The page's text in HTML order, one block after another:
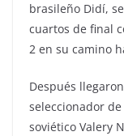
brasileño Didí,
cuartos de final
2 en su camino
Después
seleccionador
soviético Valery